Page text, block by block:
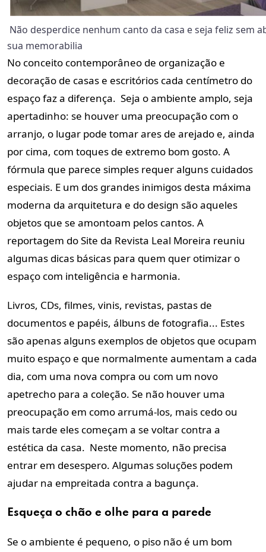
Não desperdice nenhum canto da casa e seja feliz sem
sua memorabilia
No conceito contemporâneo de organização e
decoração de casas e escritórios cada centímetro do
espaço faz a diferença. Seja o ambiente amplo, seja
apertadinho: se houver uma preocupação com o
arranjo, o lugar pode tomar ares de arejado e, ainda
por cima, com toques de extremo bom gosto. A
fórmula que parece simples requer alguns cuidados
especiais. E um dos grandes inimigos desta máxima
moderna da arquitetura e do design são aqueles
objetos que se amontoam pelos cantos. A
reportagem do Site da Revista Leal Moreira reuniu
algumas dicas básicas para quem quer otimizar o
espaço com inteligência e harmonia.
Livros, CDs, filmes, vinis, revistas, pastas de
documentos e papéis, álbuns de fotografia... Estes
são apenas alguns exemplos de objetos que ocupam
muito espaço e que normalmente aumentam a cada
dia, com uma nova compra ou com um novo
apetrecho para a coleção. Se não houver uma
preocupação em como arrumá-los, mais cedo ou
mais tarde eles começam a se voltar contra a
estética da casa. Neste momento, não precisa
entrar em desespero. Algumas soluções podem
ajudar na empreitada contra a bagunça.
Esqueça o chão e olhe para a parede
Se o ambiente é pequeno, o piso não é um bom